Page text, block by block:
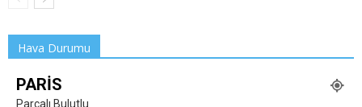
Hava Durumu
PARIS
Parçalı Bulutlu